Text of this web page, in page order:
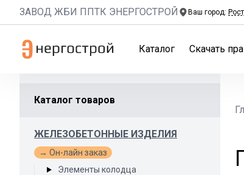
ЗАВОД ЖБИ ППТК ЭНЕРГОСТРОЙ Ваш город:
Каталог Скачать
Каталог товаров
ЖЕЛЕЗОБЕТОННЫЕ ИЗДЕЛИЯ
→ Он-лайн заказ
Элементы колодца